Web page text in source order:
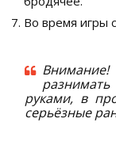
Во время игры
руками, в
серьёзные